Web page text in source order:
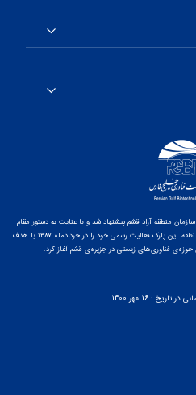
منطقه آزاد قشم پیشنهاد شد و با عنایت به دستور مقام
معظم رهبری و پس از ارائه‌ی گزارشی از پتانسیل‌های منطقه، این پارک فعالیت رسمی خود را در خردادماه ۱۳۸۷ با هدف
حوزه‌ی فناوری‌های زیستی در جزیره‌ی قشم آغاز کرد.
تاریخ : 16 مهر 1400